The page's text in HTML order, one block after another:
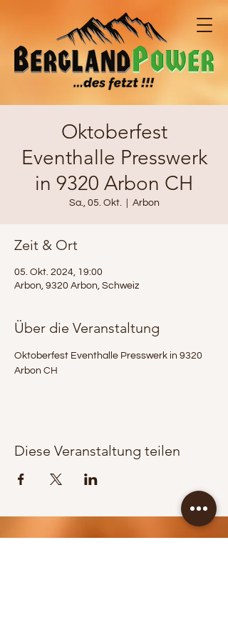
Oktoberfest
Eventhalle Presswerk
in 9320 Arbon CH
Sa., 05. Okt. Arbon
Zeit & Ort
05. Okt. 2024, 19:00
Arbon, 9320 Arbon, Schweiz
Über die Veranstaltung
Oktoberfest Eventhalle Presswerk in 9320
Arbon CH
Diese Veranstaltung teilen